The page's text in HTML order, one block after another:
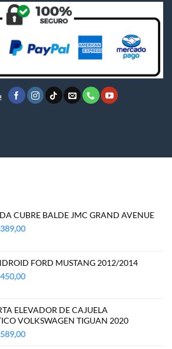
CUBRE BALDE JMC GRAND AVENUE
389,00Current
$389,00.
FORD MUSTANG 2012/2014
450,00Current
$450,00.
ELEVADOR DE CAJUELA
VOLKSWAGEN TIGUAN 2020
589,00Current